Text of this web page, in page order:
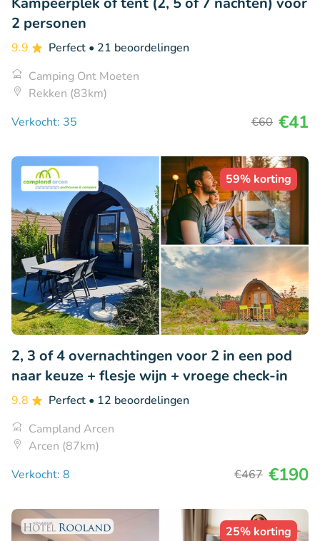
2 personen
9.9 Perfect • 21 beoordelingen
Camping Ont Moeten
Rekken (83km)
Verkocht: 35
€60 €41
59% korting
2, 3 of 4 overnachtingen voor 2 in een pod
naar keuze + flesje wijn + vroege check-in
9.8 Perfect • 12 beoordelingen
Campland Arcen
Arcen (87km)
Verkocht: 8
€467 €190
25% korting